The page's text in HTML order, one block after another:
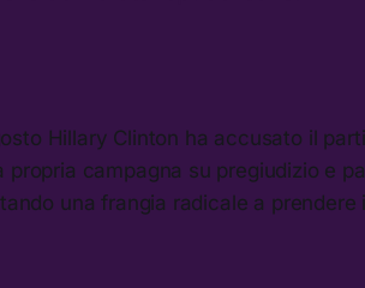
Hillary Clinton ha accusato il
propria campagna su pregiudizio e
una frangia radicale a